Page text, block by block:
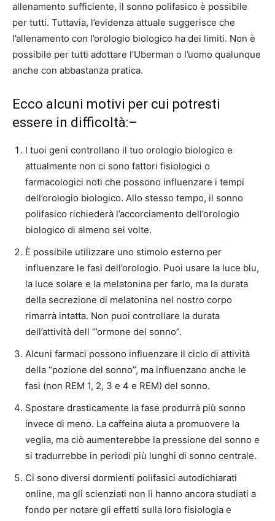
allenamento sufficiente, il sonno polifasico è possibile
per tutti. Tuttavia, l’evidenza attuale suggerisce che
l’allenamento con l’orologio biologico ha dei limiti. Non è
possibile per tutti adottare l’Uberman o l’uomo qualunque
anche con abbastanza pratica.
Ecco alcuni motivi per cui potresti
essere in difficoltà:–
I tuoi geni controllano il tuo orologio biologico e
attualmente non ci sono fattori fisiologici o
farmacologici noti che possono influenzare i tempi
dell’orologio biologico. Allo stesso tempo, il sonno
polifasico richiederà l’accorciamento dell’orologio
biologico di almeno sei volte.
È possibile utilizzare uno stimolo esterno per
influenzare le fasi dell’orologio. Puoi usare la luce blu,
la luce solare e la melatonina per farlo, ma la durata
della secrezione di melatonina nel nostro corpo
rimarrà intatta. Non puoi controllare la durata
dell’attività dell ‘”ormone del sonno”.
Alcuni farmaci possono influenzare il ciclo di attività
della “pozione del sonno”, ma influenzano anche le
fasi (non REM 1, 2, 3 e 4 e REM) del sonno.
Spostare drasticamente la fase produrrà più sonno
invece di meno. La caffeina aiuta a promuovere la
veglia, ma ciò aumenterebbe la pressione del sonno e
si tradurrebbe in periodi più lunghi di sonno centrale.
Ci sono diversi dormienti polifasici autodichiarati
online, ma gli scienziati non li hanno ancora studiati a
fondo per notare gli effetti sulla loro fisiologia e